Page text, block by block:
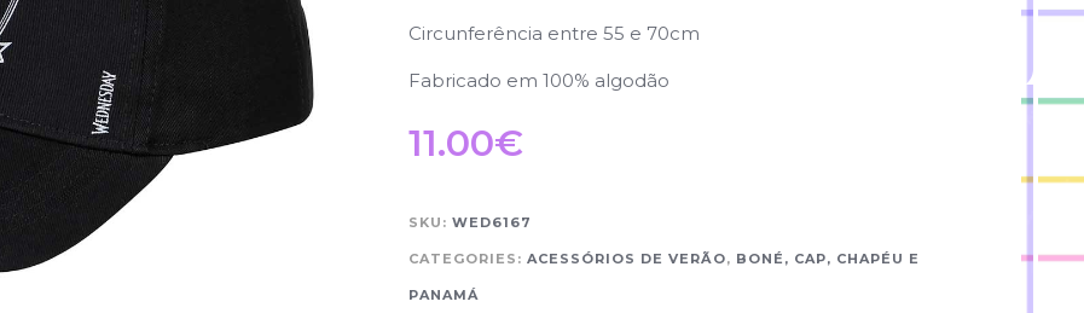
Circunferência entre 55 e 70cm
Fabricado em 100% algodão
11.00€
SKU: WED6167
CATEGORIES: ACESSÓRIOS DE VERÃO, BONÉ, CAP, CHAPÉU E
PANAMÁ